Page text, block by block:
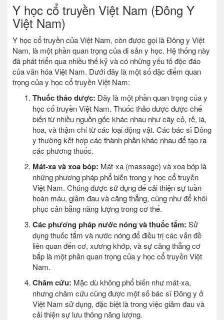
Y học cổ truyền Việt Nam (Đông Y
Việt Nam)
Y học cổ truyền của Việt Nam, còn được gọi là Đông y Việt
Nam, là một phần quan trọng của di sản y học. Hệ thống này
đã phát triển qua nhiều thế kỷ và có những yếu tố độc đáo
của văn hóa Việt Nam. Dưới đây là một số đặc điểm quan
trọng của y học cổ truyền Việt Nam:
Thuốc thảo dược: Đây là một phần quan trọng của y
học cổ truyền Việt Nam. Thuốc thảo dược được chế
biến từ nhiều nguồn gốc khác nhau như cây cỏ, rễ, lá,
hoa, và thậm chí từ các loại động vật. Các bác sĩ Đông
y thường kết hợp các thành phần khác nhau để tạo ra
các phương thuốc.
Mát-xa và xoa bóp: Mát-xa (massage) và xoa bóp là
những phương pháp phổ biến trong y học cổ truyền
Việt Nam. Chúng được sử dụng để cải thiện sự tuần
hoàn máu, giảm đau và căng thẳng, cũng như để khôi
phục cân bằng năng lượng trong cơ thể.
Các phương pháp nước nóng và thuốc tắm: Sử
dụng thuốc tắm và nước nóng để điều trị các vấn đề
liên quan đến cơ, xương khớp, và sự căng thẳng cơ
bắp là một phần quan trọng của y học cổ truyền Việt
Nam.
Châm cứu: Mặc dù không phổ biến như mát-xa,
nhưng châm cứu cũng được một số bác sĩ Đông y ở
Việt Nam sử dụng, đặc biệt là trong việc giảm đau và
cải thiện sự lưu thông năng lượng.